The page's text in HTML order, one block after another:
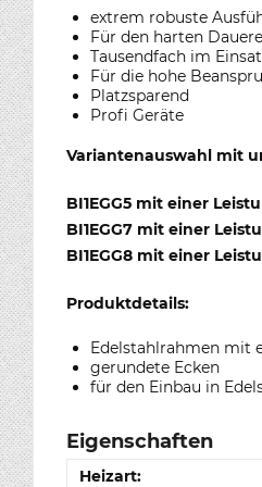
extrem robuste
Für den harten
Tausendfach im
Für die hohe
Platzsparend
Profi Geräte
Variantenauswahl mit
BI1EGG5 mit einer
BI1EGG7 mit einer
BI1EGG8 mit einer
Produktdetails:
Edelstahlrahmen mit
gerundete Ecken
für den Einbau in
Eigenschaften
Heizart: